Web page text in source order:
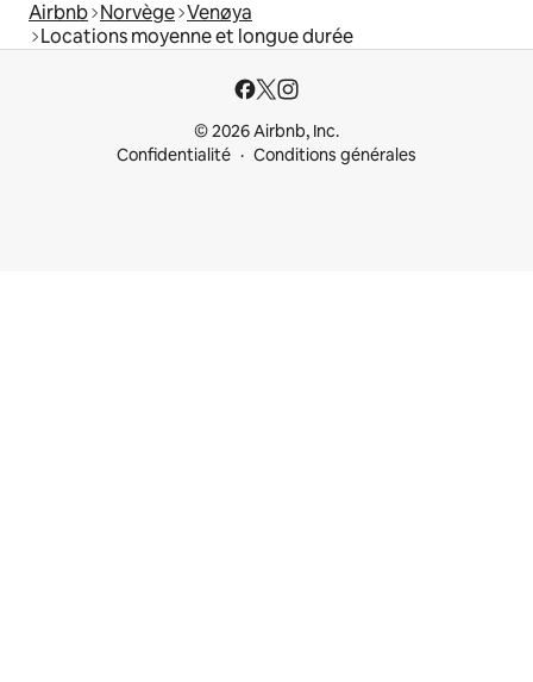
Airbnb Norvège Venøya
Locations moyenne et longue durée
© 2026 Airbnb, Inc.
Confidentialité
Conditions générales